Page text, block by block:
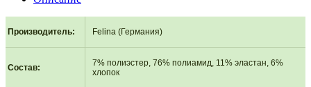
Производитель: Felina (Германия)
Состав:
7% полиэстер, 76% полиамид, 11% эластан, 6%
хлопок